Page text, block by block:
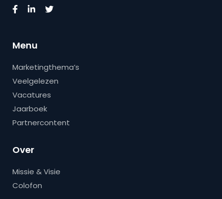
Menu
Marketingthema’s
Veelgelezen
Vacatures
Jaarboek
Partnercontent
Over
Missie & Visie
Colofon